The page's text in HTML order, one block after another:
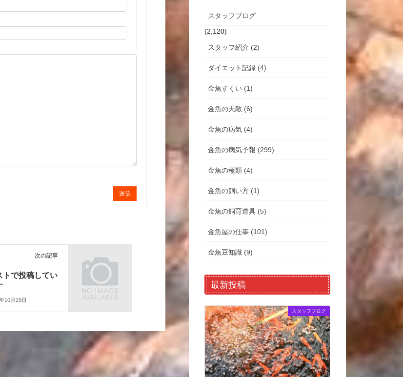
送信
次の記事
トで投稿してい
10月29日
スタッフブログ
(2,120)
スタッフ紹介 (2)
ダイエット記録 (4)
金魚すくい (1)
金魚の天敵 (6)
金魚の病気 (4)
金魚の病気予報 (299)
金魚の種類 (4)
金魚の飼い方 (1)
金魚の飼育道具 (5)
金魚屋の仕事 (101)
金魚豆知識 (9)
最新投稿
スタッフブログ